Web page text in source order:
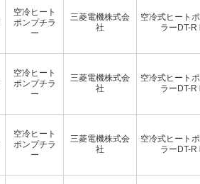
空冷ヒート
ポンプチラ
ー
三菱電機株式会
社
空冷式ヒート
ラーDT-
空冷ヒート
ポンプチラ
ー
三菱電機株式会
社
空冷式ヒート
ラーDT-
空冷ヒート
ポンプチラ
ー
三菱電機株式会
社
空冷式ヒート
ラーDT-